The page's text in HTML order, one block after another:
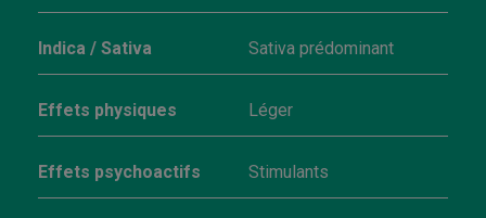
Indica / Sativa Sativa prédominant
Effets physiques Léger
Effets psychoactifs Stimulants